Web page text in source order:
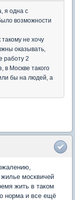
я одна с
возможности
не хочу
оказывать,
работу 2
в Москве такого
бы на людей, а
москвичей
жить в таком
норма и все ещё